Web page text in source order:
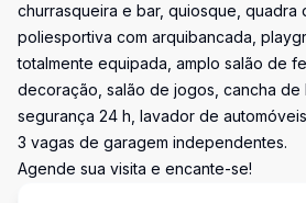
churrasqueira e bar, quiosque, quadra
poliesportiva com arquibancada,
totalmente equipada, amplo salão de
decoração, salão de jogos, cancha de
segurança 24 h, lavador de
3 vagas de garagem independentes.
Agende sua visita e encante-se!